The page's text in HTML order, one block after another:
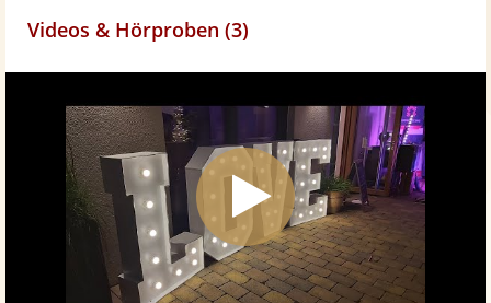
Videos & Hörproben (3)